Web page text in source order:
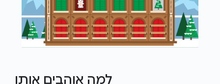
למה אוהבים אותו